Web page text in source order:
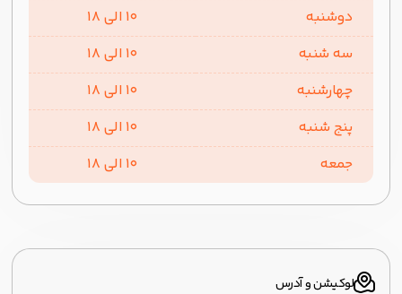
دوشنبه
10 الی 18
سه شنبه
10 الی 18
چهارشنبه
10 الی 18
پنج شنبه
10 الی 18
جمعه
10 الی 18
لوکیشن و آدرس